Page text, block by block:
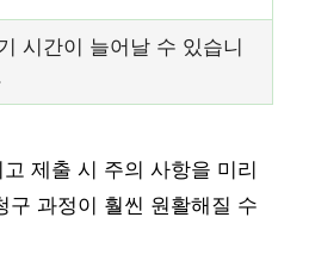
시간이 늘어날 수 있습니
제출 시 주의 사항을 미리
구 과정이 훨씬 원활해질 수